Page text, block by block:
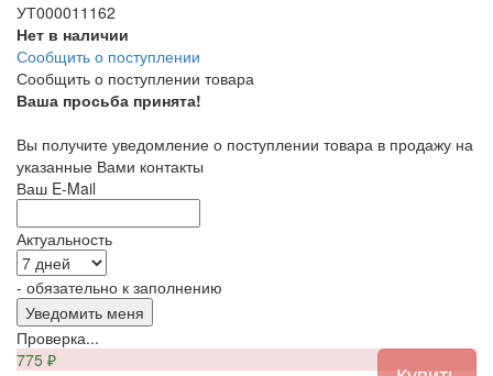
УТ000011162
Нет в наличии
Сообщить о поступлении
Сообщить о поступлении товара
Ваша просьба принята!
Вы получите уведомление о поступлении товара в продажу на
указанные Вами контакты
Ваш E-Mail
Актуальность
- обязательно к заполнению
Проверка...
775 ₽